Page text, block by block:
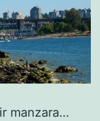
manzara…